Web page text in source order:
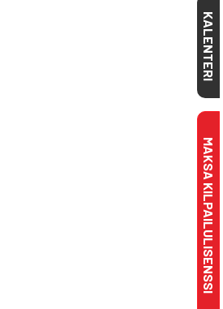
KALENTERI
MAKSA KILPAILULISENSSI